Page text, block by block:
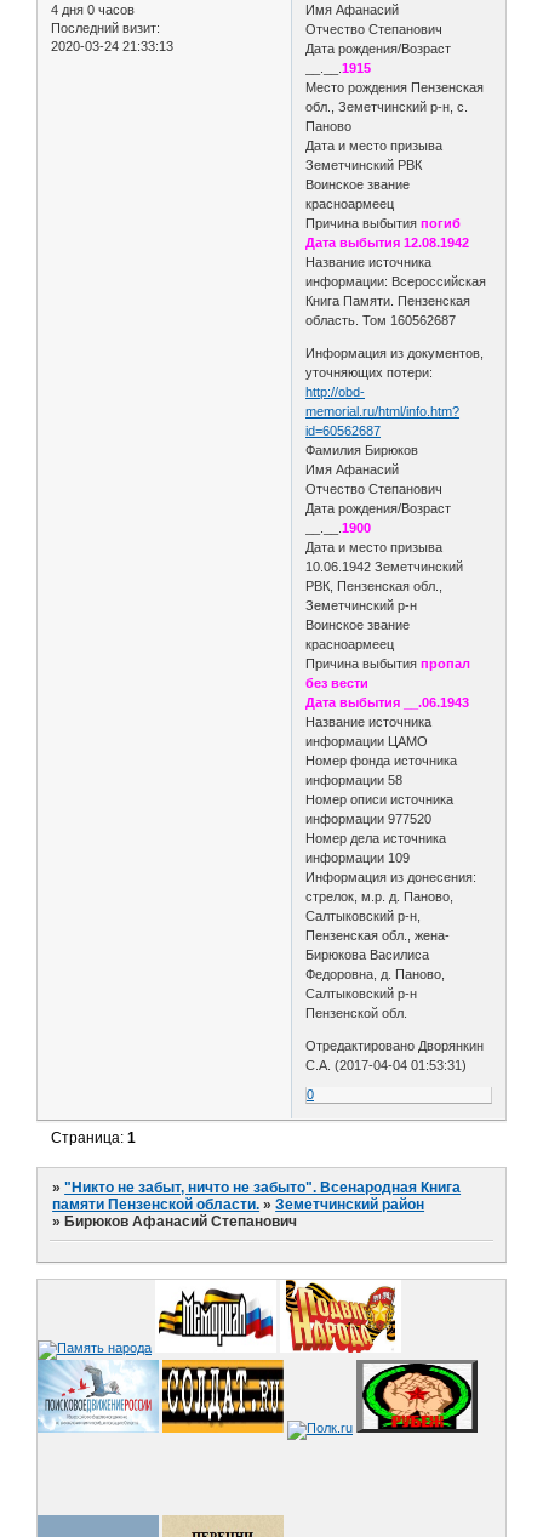
4 дня 0 часов
Последний визит:
2020-03-24 21:33:13
Имя Афанасий
Отчество Степанович
Дата рождения/Возраст
__.__.1915
Место рождения Пензенская
обл., Земетчинский р-н, с.
Паново
Дата и место призыва
Земетчинский РВК
Воинское звание
красноармеец
Причина выбытияпогиб
Дата выбытия 12.08.1942
Название источника
информации: Всероссийская
Книга Памяти. Пензенская
область. Том 160562687
Информация из документов,
уточняющих потери:
http://obd-
memorial.ru/html/info.htm?
id=60562687
Фамилия Бирюков
Имя Афанасий
Отчество Степанович
Дата рождения/Возраст
__.__.1900
Дата и место призыва
10.06.1942 Земетчинский
РВК, Пензенская обл.,
Земетчинский р-н
Воинское звание
красноармеец
Причина выбытияпропал
без вести
Дата выбытия __.06.1943
Название источника
информации ЦАМО
Номер фонда источника
информации 58
Номер описи источника
информации 977520
Номер дела источника
информации 109
Информация из донесения:
стрелок, м.р. д. Паново,
Салтыковский р-н,
Пензенская обл., жена-
Бирюкова Василиса
Федоровна, д. Паново,
Салтыковский р-н
Пензенской обл.
Отредактировано Дворянкин
С.А. (2017-04-04 01:53:31)
0
Страница:1
»"Никто не забыт, ничто не забыто". Всенародная Книга
памяти Пензенской области. »Земетчинский район
» Бирюков Афанасий Степанович